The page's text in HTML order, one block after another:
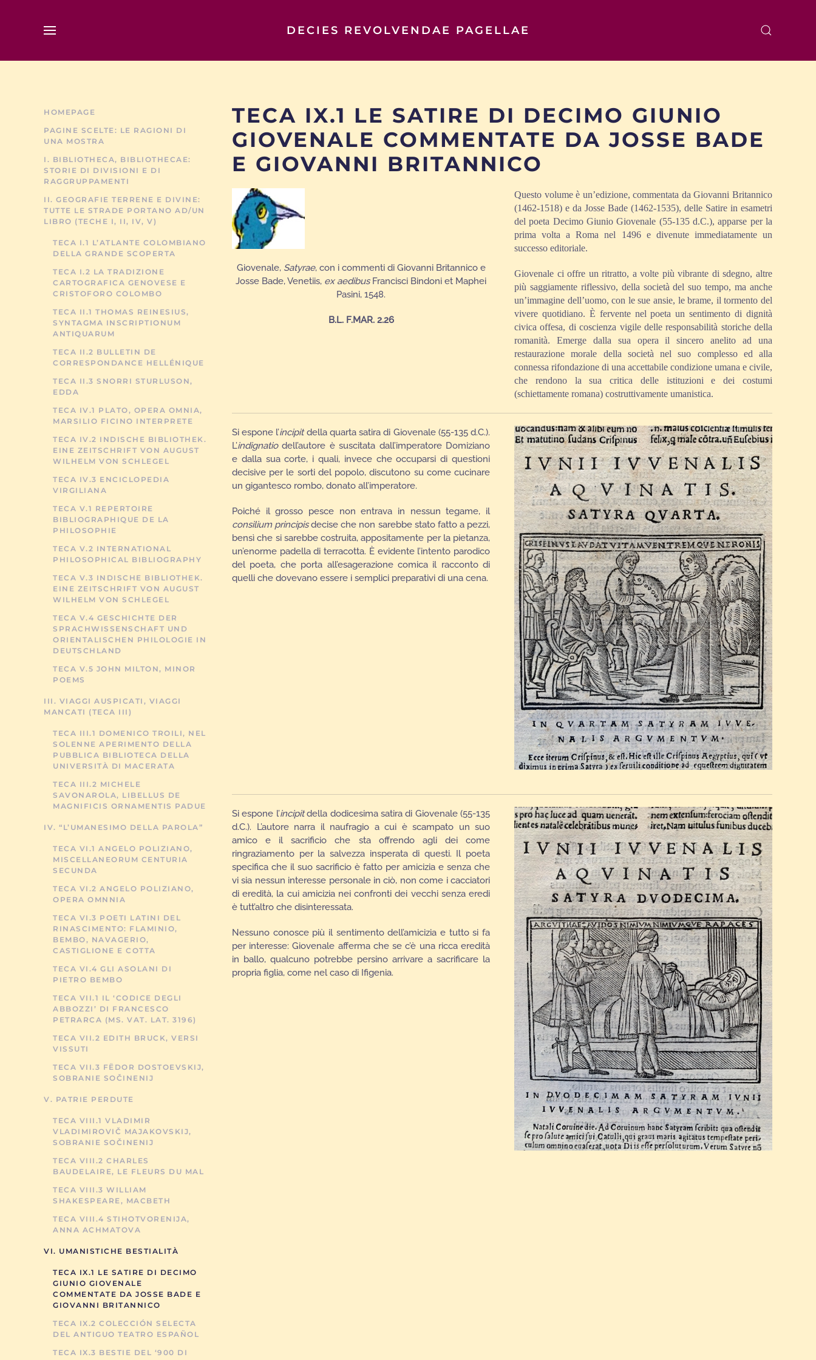
Skip to main content DECIES REVOLVENDAE PAGELLAE
HOMEPAGE
PAGINE SCELTE: LE RAGIONI DI
UNA MOSTRA
I. BIBLIOTHECA, BIBLIOTHECAE:
STORIE DI DIVISIONI E DI
RAGGRUPPAMENTI
II. GEOGRAFIE TERRENE E DIVINE:
TUTTE LE STRADE PORTANO AD/UN
LIBRO (TECHE I, II, IV, V)
TECA I.1 L’ATLANTE COLOMBIANO
DELLA GRANDE SCOPERTA
TECA I.2 LA TRADIZIONE
CARTOGRAFICA GENOVESE E
CRISTOFORO COLOMBO
TECA II.1 THOMAS REINESIUS,
SYNTAGMA INSCRIPTIONUM
ANTIQUARUM
TECA II.2 BULLETIN DE
CORRESPONDANCE HELLÉNIQUE
TECA II.3 SNORRI STURLUSON,
EDDA
TECA IV.1 PLATO, OPERA OMNIA,
MARSILIO FICINO INTERPRETE
TECA IV.2 INDISCHE BIBLIOTHEK.
EINE ZEITSCHRIFT VON AUGUST
WILHELM VON SCHLEGEL
TECA IV.3 ENCICLOPEDIA
VIRGILIANA
TECA V.1 REPERTOIRE
BIBLIOGRAPHIQUE DE LA
PHILOSOPHIE
TECA V.2 INTERNATIONAL
PHILOSOPHICAL BIBLIOGRAPHY
TECA V.3 INDISCHE BIBLIOTHEK.
EINE ZEITSCHRIFT VON AUGUST
WILHELM VON SCHLEGEL
TECA V.4 GESCHICHTE DER
SPRACHWISSENSCHAFT UND
ORIENTALISCHEN PHILOLOGIE IN
DEUTSCHLAND
TECA V.5 JOHN MILTON, MINOR
POEMS
III. VIAGGI AUSPICATI, VIAGGI
MANCATI (TECA III)
TECA III.1 DOMENICO TROILI, NEL
SOLENNE APERIMENTO DELLA
PUBBLICA BIBLIOTECA DELLA
UNIVERSITÀ DI MACERATA
TECA III.2 MICHELE
SAVONAROLA, LIBELLUS DE
MAGNIFICIS ORNAMENTIS PADUE
IV. “L’UMANESIMO DELLA PAROLA”
TECA VI.1 ANGELO POLIZIANO,
MISCELLANEORUM CENTURIA
SECUNDA
TECA VI.2 ANGELO POLIZIANO,
OPERA OMNNIA
TECA VI.3 POETI LATINI DEL
RINASCIMENTO: FLAMINIO,
BEMBO, NAVAGERIO,
CASTIGLIONE E COTTA
TECA VI.4 GLI ASOLANI DI
PIETRO BEMBO
TECA VII.1 IL ‘CODICE DEGLI
ABBOZZI’ DI FRANCESCO
PETRARCA (MS. VAT. LAT. 3196)
TECA VII.2 EDITH BRUCK, VERSI
VISSUTI
TECA VII.3 FËDOR DOSTOEVSKIJ,
SOBRANIE SOČINENIJ
V. PATRIE PERDUTE
TECA VIII.1 VLADIMIR
VLADIMIROVIČ MAJAKOVSKIJ,
SOBRANIE SOČINENIJ
TECA VIII.2 CHARLES
BAUDELAIRE, LE FLEURS DU MAL
TECA VIII.3 WILLIAM
SHAKESPEARE, MACBETH
TECA VIII.4 STIHOTVORENIJA,
ANNA ACHMATOVA
VI. UMANISTICHE BESTIALITÀ
TECA IX.1 LE SATIRE DI DECIMO
GIUNIO GIOVENALE
COMMENTATE DA JOSSE BADE E
GIOVANNI BRITANNICO
TECA IX.2 COLECCIÓN SELECTA
DEL ANTIGUO TEATRO ESPAÑOL
TECA IX.3 BESTIE DEL ‘900 DI
TECA IX.1 LE SATIRE DI DECIMO GIUNIO
GIOVENALE COMMENTATE DA JOSSE BADE
E GIOVANNI BRITANNICO
Giovenale, Satyrae, con i commenti di Giovanni Britannico e
Josse Bade, Venetiis, ex aedibusFrancisci Bindoni et Maphei
Pasini, 1548.
B.L. F.MAR. 2.26
Questo volume è un’edizione, commentata da Giovanni Britannico
(1462-1518) e da Josse Bade (1462-1535), delle Satire in esametri
del poeta Decimo Giunio Giovenale (55-135 d.C.), apparse per la
prima volta a Roma nel 1496 e divenute immediatamente un
successo editoriale.
Giovenale ci offre un ritratto, a volte più vibrante di sdegno, altre
più saggiamente riflessivo, della società del suo tempo, ma anche
un’immagine dell’uomo, con le sue ansie, le brame, il tormento del
vivere quotidiano. È fervente nel poeta un sentimento di dignità
civica offesa, di coscienza vigile delle responsabilità storiche della
romanità. Emerge dalla sua opera il sincero anelito ad una
restaurazione morale della società nel suo complesso ed alla
connessa rifondazione di una accettabile condizione umana e civile,
che rendono la sua critica delle istituzioni e dei costumi
(schiettamente romana) costruttivamente umanistica.
Si espone l’incipitdella quarta satira di Giovenale (55-135 d.C.).
L’indignatiodell’autore è suscitata dall’imperatore Domiziano
e dalla sua corte, i quali, invece che occuparsi di questioni
decisive per le sorti del popolo, discutono su come cucinare
un gigantesco rombo, donato all’imperatore.
Poiché il grosso pesce non entrava in nessun tegame, il
consilium principisdecise che non sarebbe stato fatto a pezzi,
bensì che si sarebbe costruita, appositamente per la pietanza,
un’enorme padella di terracotta. È evidente l’intento parodico
del poeta, che porta all’esagerazione comica il racconto di
quelli che dovevano essere i semplici preparativi di una cena.
Si espone l’incipitdella dodicesima satira di Giovenale (55-135
d.C.). L’autore narra il naufragio a cui è scampato un suo
amico e il sacrificio che sta offrendo agli dei come
ringraziamento per la salvezza insperata di questi. Il poeta
specifica che il suo sacrificio è fatto per amicizia e senza che
vi sia nessun interesse personale in ciò, non come i cacciatori
di eredità, la cui amicizia nei confronti dei vecchi senza eredi
è tutt’altro che disinteressata.
Nessuno conosce più il sentimento dell’amicizia e tutto si fa
per interesse: Giovenale afferma che se c’è una ricca eredità
in ballo, qualcuno potrebbe persino arrivare a sacrificare la
propria figlia, come nel caso di Ifigenia.